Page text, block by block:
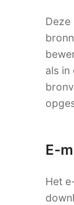
als in
E-
Het